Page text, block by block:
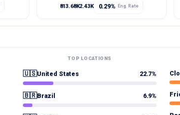
813.68K2.43K 0.29% Eng. Rate
TOP LOCATIONS
🇺🇸United States 22.7%
🇧🇷Brazil 6.9%